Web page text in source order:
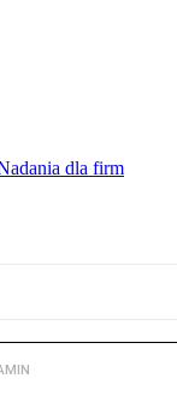
dla firm